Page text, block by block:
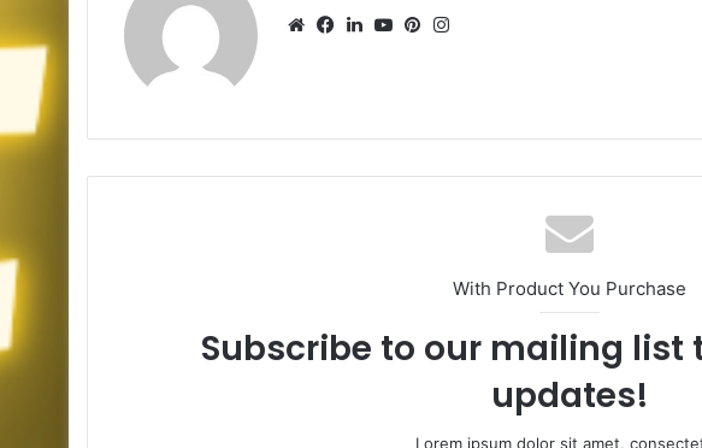
Web Facebook
LinkedIn
YouTubePinterest
With Product You Purchase
Subscribe to our mailing list
updates!
Lorem ipsum dolor sit amet,